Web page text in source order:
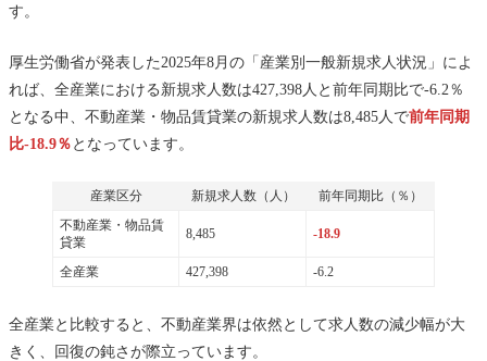
す。
厚生労働省が発表した2025年8月の「産業別一般新規求人状況」によ
れば、全産業における新規求人数は427,398人と前年同期比で-6.2％
となる中、不動産業・物品賃貸業の新規求人数は8,485人で前年同期
比-18.9％となっています。
産業区分 新規求人数（人） 前年同期比（％）
不動産業・物品賃
貸業
8,485 -18.9
全産業 427,398 -6.2
全産業と比較すると、不動産業界は依然として求人数の減少幅が大
きく、回復の鈍さが際立っています。